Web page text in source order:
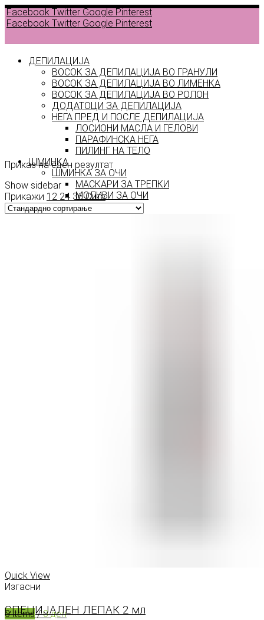
Facebook Twitter Google Pinterest
Facebook Twitter Google Pinterest
ДЕПИЛАЦИЈА
ВОСОК ЗА ДЕПИЛАЦИЈА ВО ГРАНУЛИ
ВОСОК ЗА ДЕПИЛАЦИЈА ВО ЛИМЕНКА
ВОСОК ЗА ДЕПИЛАЦИЈА ВО РОЛОН
ДОДАТОЦИ ЗА ДЕПИЛАЦИЈА
НЕГА ПРЕД И ПОСЛЕ ДЕПИЛАЦИЈА
ЛОСИОНИ МАСЛА И ГЕЛОВИ
ПАРАФИНСКА НЕГА
ПИЛИНГ НА ТЕЛО
ШМИНКА
ШМИНКА ЗА ОЧИ
МАСКАРИ ЗА ТРЕПКИ
МОЛИВИ ЗА ОЧИ
СЕНКИ ЗА ОЧИ
ТУШ ЗА ОЧИ
0items / 0ден
products
специјален
Приказ на еден резултат
Show sidebar
Прикажи 12 24 36 Сите
Quick View
Изгасни
СПЕЦИЈАЛЕН ЛЕПАК 2 мл